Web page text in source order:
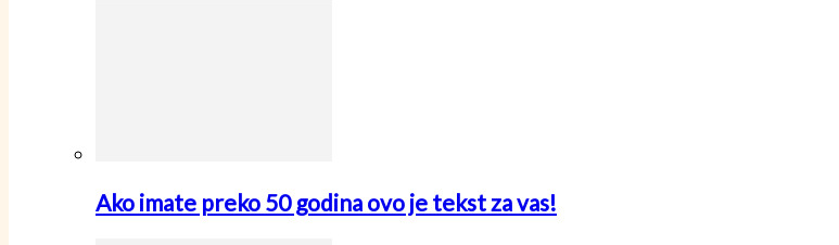
Ako imate preko 50 godina ovo je tekst za vas!